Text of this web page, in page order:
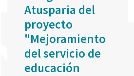
Atusparia del
proyecto
"Mejoramiento
del servicio de
educación